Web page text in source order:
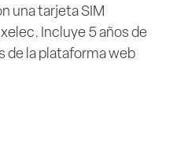
una tarjeta SIM
Incluye 5 años de
de la plataforma web